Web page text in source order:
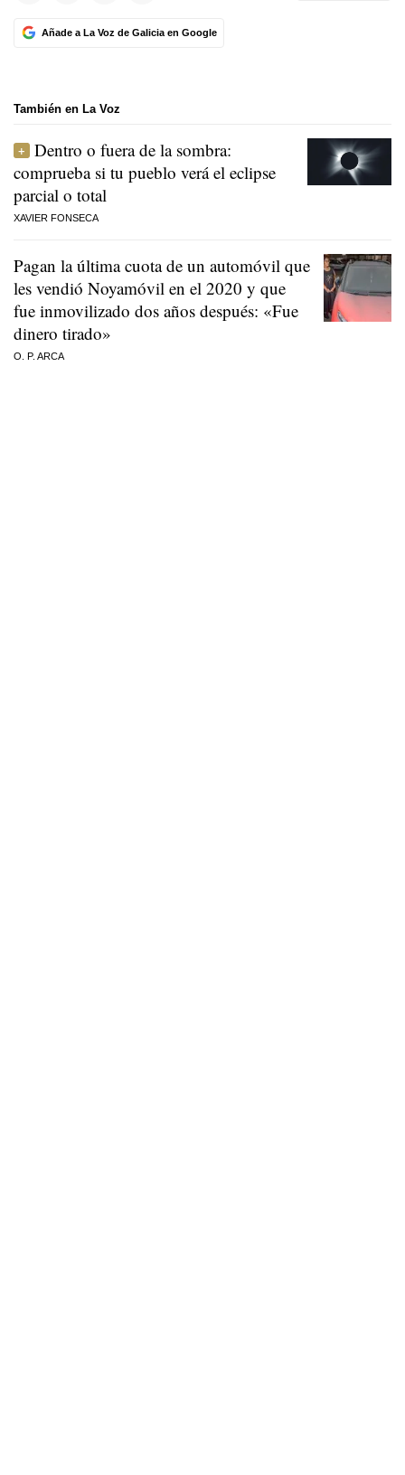
Añade a La Voz de Galicia en Google
También en La Voz
Dentro o fuera de la sombra:
comprueba si tu pueblo verá el eclipse
parcial o total
XAVIER FONSECA
Pagan la última cuota de un automóvil que
les vendió Noyamóvil en el 2020 y que
fue inmovilizado dos años después: «Fue
dinero tirado»
O. P. ARCA